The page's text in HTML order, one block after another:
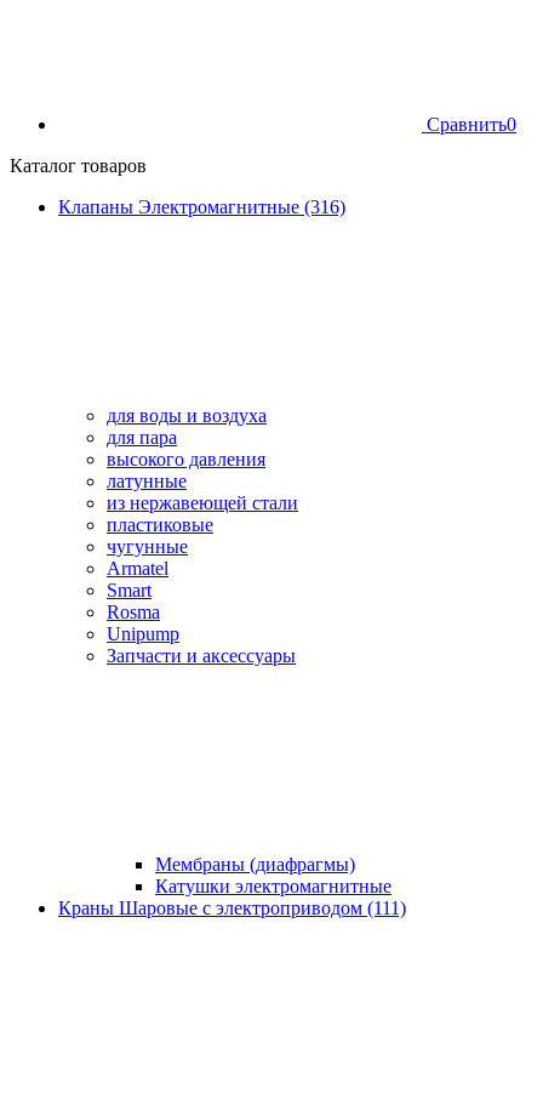
Сравнить0
Каталог товаров
Клапаны Электромагнитные (316)
для воды и воздуха
для пара
высокого давления
латунные
из нержавеющей стали
пластиковые
чугунные
Armatel
Smart
Rosma
Unipump
Запчасти и аксессуары
Мембраны (диафрагмы)
Катушки электромагнитные
Краны Шаровые с электроприводом (111)